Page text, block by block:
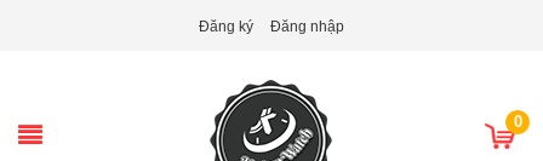
Đăng ký Đăng nhập
0